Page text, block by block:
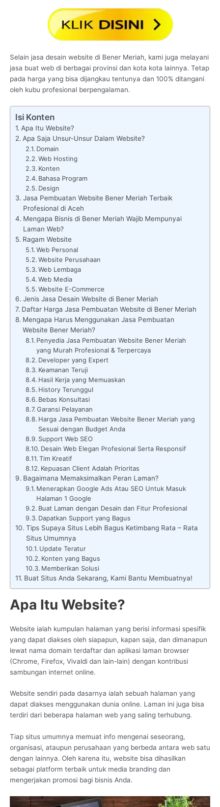
Selain jasa desain website di Bener Meriah, kami juga melayani
jasa buat web di berbagai provinsi dan kota kota lainnya. Tetap
pada harga yang bisa dijangkau tentunya dan 100% ditangani
oleh kubu profesional berpengalaman.
Isi Konten
Apa Itu Website?
Apa Saja Unsur-Unsur Dalam Website?
Domain
Web Hosting
Konten
Bahasa Program
Design
Jasa Pembuatan Website Bener Meriah Terbaik
Profesional di Aceh
Mengapa Bisnis di Bener Meriah Wajib Mempunyai
Laman Web?
Ragam Website
Web Personal
Website Perusahaan
Web Lembaga
Web Media
Website E-Commerce
Jenis Jasa Desain Website di Bener Meriah
Daftar Harga Jasa Pembuatan Website di Bener Meriah
Mengapa Harus Menggunakan Jasa Pembuatan
Website Bener Meriah?
Penyedia Jasa Pembuatan Website Bener Meriah
yang Murah Profesional & Terpercaya
Developer yang Expert
Keamanan Teruji
Hasil Kerja yang Memuaskan
History Terunggul
Bebas Konsultasi
Garansi Pelayanan
Harga Jasa Pembuatan Website Bener Meriah yang
Sesuai dengan Budget Anda
Support Web SEO
Desain Web Elegan Profesional Serta Responsif
Tim Kreatif
Kepuasan Client Adalah Prioritas
Bagaimana Memaksimalkan Peran Laman?
Menerapkan Google Ads Atau SEO Untuk Masuk
Halaman 1 Google
Buat Laman dengan Desain dan Fitur Profesional
Dapatkan Support yang Bagus
Tips Supaya Situs Lebih Bagus Ketimbang Rata – Rata
Situs Umumnya
Update Teratur
Konten yang Bagus
Memberikan Solusi
Buat Situs Anda Sekarang, Kami Bantu Membuatnya!
Apa Itu Website?
Website ialah kumpulan halaman yang berisi informasi spesifik
yang dapat diakses oleh siapapun, kapan saja, dan dimanapun
lewat nama domain terdaftar dan aplikasi laman browser
(Chrome, Firefox, Vivaldi dan lain-lain) dengan kontribusi
sambungan internet online.
Website sendiri pada dasarnya ialah sebuah halaman yang
dapat diakses menggunakan dunia online. Laman ini juga bisa
terdiri dari beberapa halaman web yang saling terhubung.
Tiap situs umumnya memuat info mengenai seseorang,
organisasi, ataupun perusahaan yang berbeda antara web satu
dengan lainnya. Oleh karena itu, website bisa dihasilkan
sebagai platform terbaik untuk media branding dan
mengerjakan promosi bagi bisnis Anda.